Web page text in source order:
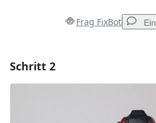
Frag FixBot
Schritt 2